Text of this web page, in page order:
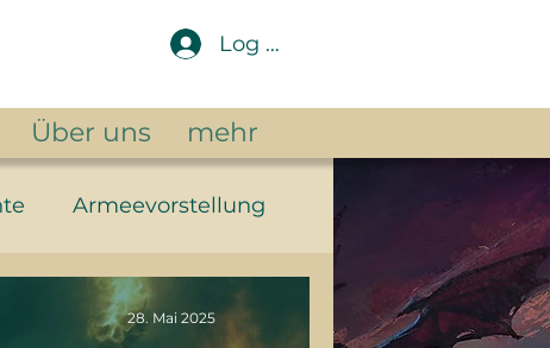
Log In
Über uns mehr
Armeevorstellung
28. Mai 2025